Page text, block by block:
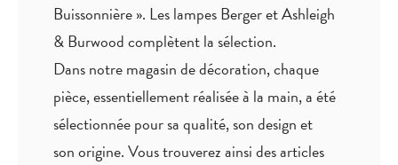
Buissonnière ». Les lampes Berger et Ashleigh
& Burwood complètent la sélection.
Dans notre magasin de décoration, chaque
pièce,essentiellement réalisée à la main, a été
sélectionnée pour sa qualité, son design et
son origine. Vous trouverez ainsi des articles